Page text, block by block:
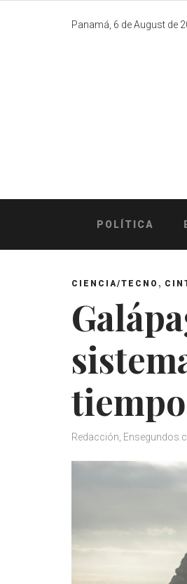
Panamá, 6 de August de
POLÍTICA
CIENCIA/TECNO ,
Redacción,